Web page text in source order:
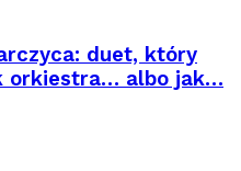
duet, który
orkiestra… albo jak…